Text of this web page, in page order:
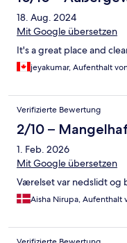
18. Aug. 2024
Mit Google übersetzen
It's a great place and
jeyakumar, Aufenthalt
Verifizierte Bewertung
2/10 –
1. Feb. 2026
Mit Google übersetzen
Værelset var nedslidt og
Aisha Nirupa, Aufenthalt